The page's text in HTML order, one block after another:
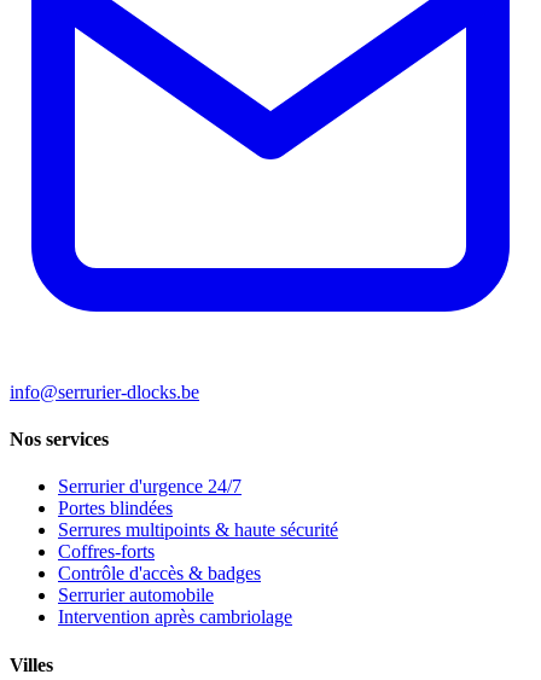
info@serrurier-dlocks.be
Nos services
Serrurier d'urgence 24/7
Portes blindées
Serrures multipoints & haute sécurité
Coffres-forts
Contrôle d'accès & badges
Serrurier automobile
Intervention après cambriolage
Villes